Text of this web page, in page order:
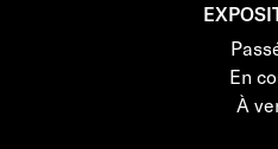
En
À